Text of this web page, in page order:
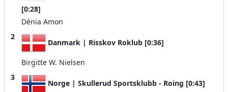
[0:28]
Dénia Amon
2
Danmark | Risskov Roklub [0:36]
Birgitte W. Nielsen
3
Norge | Skullerud Sportsklubb - Roing [0:43]